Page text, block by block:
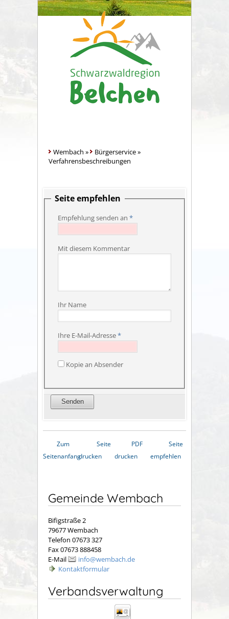
Wembach » Bürgerservice»
Verfahrensbeschreibungen
Seite empfehlen
Empfehlung senden an *
Mit diesem Kommentar
Ihr Name
Ihre E-Mail-Adresse*
Kopie an Absender
Zum
Seitenanfang
Seite
drucken
PDF
drucken
Seite
empfehlen
Gemeinde Wembach
Bifigstraße 2
79677 Wembach
Telefon 07673 327
Fax 07673 888458
E-Mail
info@wembach.de
Kontaktformular
Verbandsverwaltung